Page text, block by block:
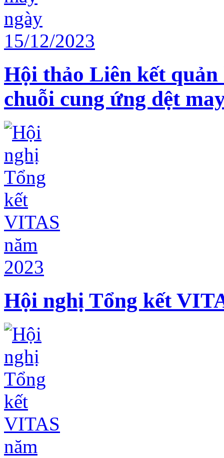
Hội thảo Liên kết
chuỗi cung ứng dệt
Hội nghị Tổng kết